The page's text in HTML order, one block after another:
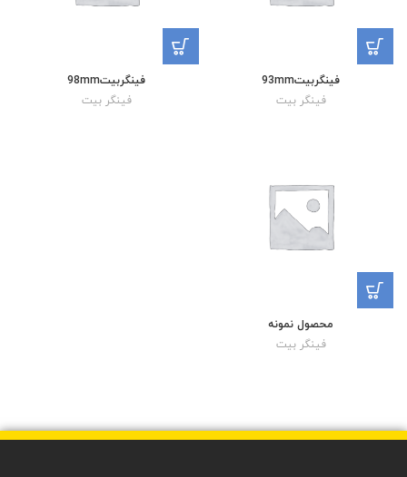
فینگربیت93mm
فینگر بیت
فینگربیت98mm
فینگر بیت
محصول نمونه
فینگر بیت